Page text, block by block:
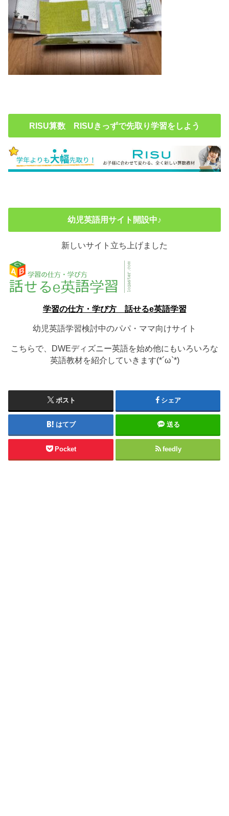
RISU算数 RISUきっずで先取り学習をしよう
幼児英語用サイト開設中♪
新しいサイト立ち上げました
学習の仕方・学び方 話せるe英語学習
幼児英語学習検討中のパパ・ママ向けサイト
こちらで、DWEディズニー英語を始め他にもいろいろな
英語教材を紹介していきます(*´ω`*)
ポスト シェア
はてブ 送る
Pocket feedly